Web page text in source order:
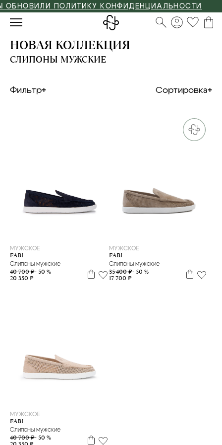
ПОЛИТИКУ КОНФИДЕНЦИАЛЬНОСТИ
НОВАЯ КОЛЛЕКЦИЯ
СЛИПОНЫ МУЖСКИЕ
Фильтр Сортировка
МУЖСКОЕ
FABI
Слипоны мужские
40 700 ₽- 50 %
20 350 ₽
МУЖСКОЕ
FABI
Слипоны мужские
35 400 ₽- 50 %
17 700 ₽
МУЖСКОЕ
FABI
Слипоны мужские
40 700 ₽- 50 %